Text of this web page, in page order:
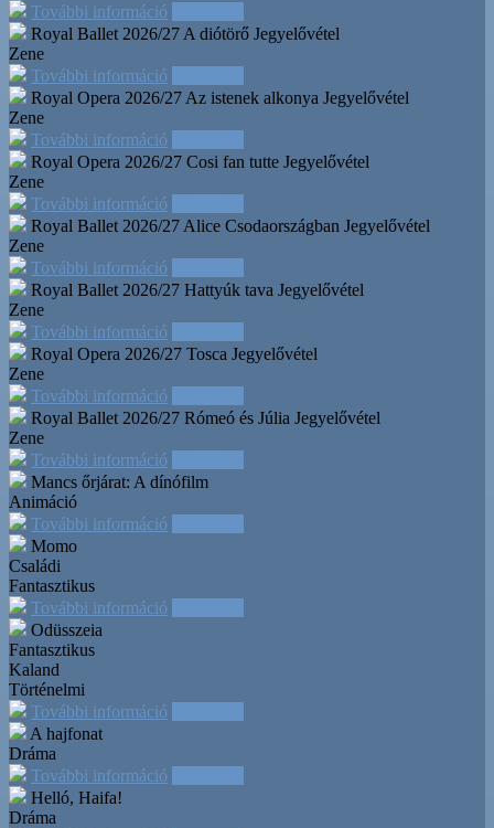
További információ
Royal Ballet 2026/27 A diótörő Jegyelővétel
Zene
További információ
Royal Opera 2026/27 Az istenek alkonya Jegyelővétel
Zene
További információ
Royal Opera 2026/27 Cosi fan tutte Jegyelővétel
Zene
További információ
Royal Ballet 2026/27 Alice Csodaországban Jegyelővétel
Zene
További információ
Royal Ballet 2026/27 Hattyúk tava Jegyelővétel
Zene
További információ
Royal Opera 2026/27 Tosca Jegyelővétel
Zene
További információ
Royal Ballet 2026/27 Rómeó és Júlia Jegyelővétel
Zene
További információ
Mancs őrjárat: A dínófilm
Animáció
További információ
Momo
Családi
Fantasztikus
További információ
Odüsszeia
Fantasztikus
Kaland
Történelmi
További információ
A hajfonat
Dráma
További információ
Helló, Haifa!
Dráma